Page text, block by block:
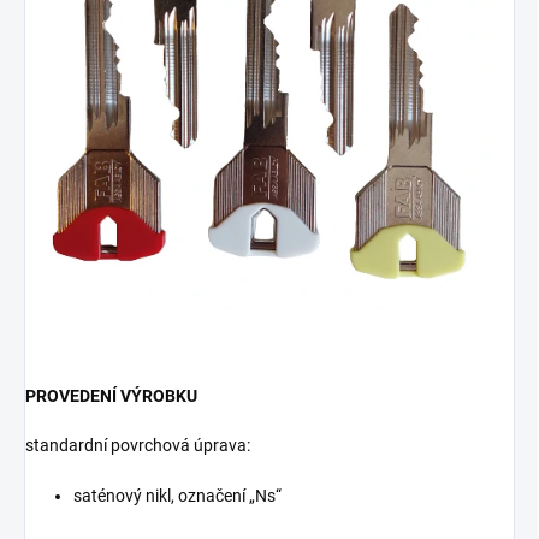
PROVEDENÍ VÝROBKU
standardní povrchová úprava:
saténový nikl, označení „Ns“